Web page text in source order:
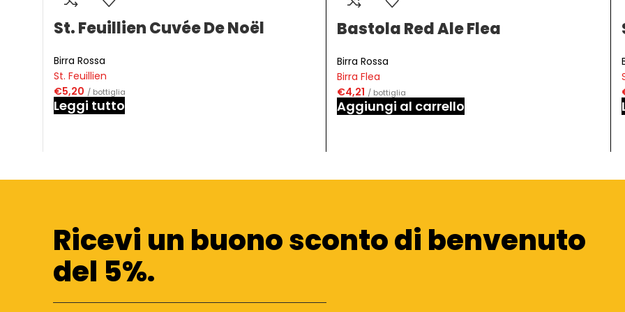
St. Feuillien Cuvée De Noël
Birra Rossa
St. Feuillien
€5,20 / bottiglia
Leggi tutto
Bastola Red Ale Flea
Birra Rossa
Birra Flea
€4,21 / bottiglia
Aggiungi al carrello
Ricevi un buono sconto di benvenuto
del 5%.